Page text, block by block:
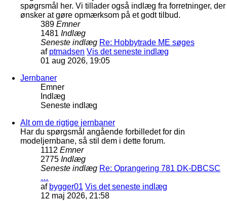
spøgrsmål her. Vi tillader også indlæg fra forretninger, der
ønsker at gøre opmærksom på et godt tilbud.
389 Emner
1481 Indlæg
Seneste indlæg Re: Hobbytrade ME søges
af ptmadsen Vis det seneste indlæg
01 aug 2026, 19:05
Jernbaner
Emner
Indlæg
Seneste indlæg
Alt om de rigtige jernbaner
Har du spørgsmål angående forbilledet for din
modeljernbane, så stil dem i dette forum.
1112 Emner
2775 Indlæg
Seneste indlæg Re: Oprangering 781 DK-DBCSC
…
af bygger01 Vis det seneste indlæg
12 maj 2026, 21:58